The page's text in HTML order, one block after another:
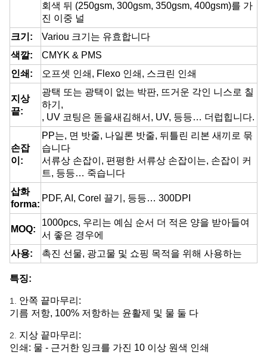
회색 뒤 (250gsm, 300gsm, 350gsm, 400gsm)를 가
진 이중 널
크기:
Variou 크기는 유효합니다
색깔:
CMYK & PMS
인쇄:
오프셋 인쇄, Flexo 인쇄, 스크린 인쇄
지상
끝:
광택 또는 광택이 없는 박판, 뜨거운 각인 니스로 칠
하기,
, UV 코팅은 돋을새김해서, UV, 등등… 더럽힙니다.
손잡
이:
PP는, 면 밧줄, 나일론 밧줄, 뒤틀린 리본 새끼로 묶
습니다
서류상 손잡이, 편평한 서류상 손잡이는, 손잡이 커
트, 등등… 죽습니다
삽화
forma:
PDF, AI, Corel 끌기, 등등… 300DPI
MOQ:
1000pcs, 우리는 예심 순서 더 적은 양을 받아들여
서 좋은 경우에
사용:
촉진 선물, 광고물 및 쇼핑 목적을 위해 사용하는
특징:
1. 안쪽 끝마무리:
기름 저항, 100% 저항하는 윤활제 및 물 둘 다
2. 지상 끝마무리:
인쇄: 물 - 근거한 잉크를 가진 10 이상 원색 인쇄